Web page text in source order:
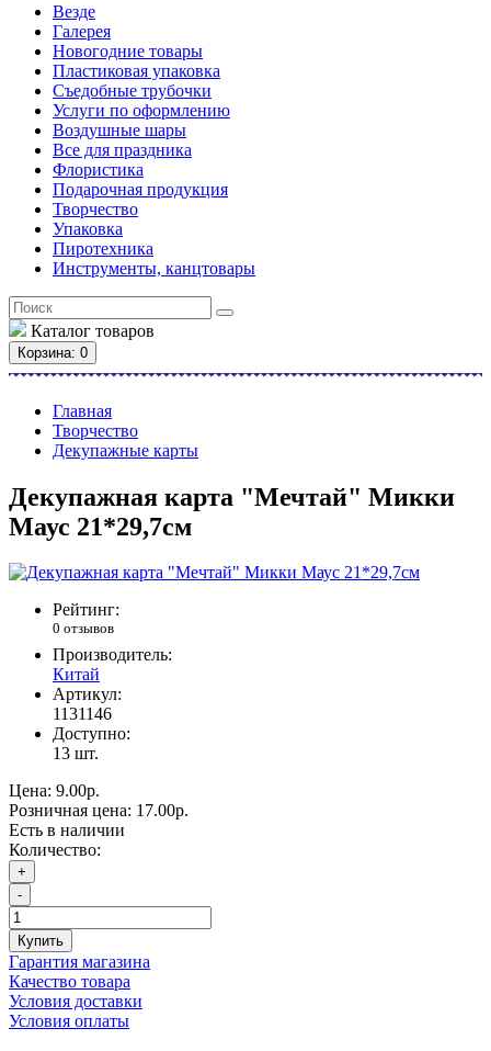
Везде
Галерея
Новогодние товары
Пластиковая упаковка
Съедобные трубочки
Услуги по оформлению
Воздушные шары
Все для праздника
Флористика
Подарочная продукция
Творчество
Упаковка
Пиротехника
Инструменты, канцтовары
Каталог товаров
Корзина: 0
Главная
Творчество
Декупажные карты
Декупажная карта "Мечтай" Микки
Маус 21*29,7см
Рейтинг:
0 отзывов
Производитель:
Китай
Артикул:
1131146
Доступно:
13 шт.
Цена: 9.00р.
Розничная цена: 17.00р.
Есть в наличии
Количество:
+
-
Купить
Гарантия магазина
Качество товара
Условия доставки
Условия оплаты